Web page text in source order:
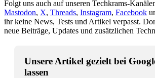
Folgt uns auch auf unseren Techkrams-
Mastodon, X, Threads, Instagram, Facebook
ihr keine News, Tests und Artikel verpasst.
neue Beiträge, Updates und zusätzlichen
Unsere Artikel gezielt bei
lassen